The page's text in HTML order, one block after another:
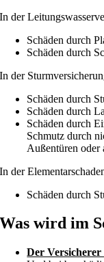
In der
Schäden durch
Schäden durch
In der
Schäden durch
Schäden durch
Schäden durch
Schmutz durch
Außentüren oder
In der
Schäden durch
Was wird im
Der Versicherer